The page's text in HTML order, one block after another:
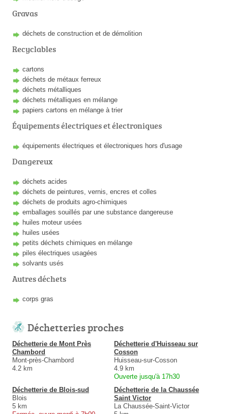
Gravas
déchets de construction et de démolition
Recyclables
cartons
déchets de métaux ferreux
déchets métalliques
déchets métalliques en mélange
papiers cartons en mélange à trier
Équipements électriques et électroniques
équipements électriques et électroniques hors d'usage
Dangereux
déchets acides
déchets de peintures, vernis, encres et colles
déchets de produits agro-chimiques
emballages souillés par une substance dangereuse
huiles moteur usées
huiles usées
petits déchets chimiques en mélange
piles électriques usagées
solvants usés
Autres déchets
corps gras
Déchetteries proches
Déchetterie de Mont Près
Chambord
Mont-près-Chambord
4.2 km
Déchetterie d'Huisseau sur
Cosson
Huisseau-sur-Cosson
4.9 km
Ouverte jusqu'à 17h30
Déchetterie de Blois-sud
Blois
5 km
Déchetterie de la Chaussée
Saint Victor
La Chaussée-Saint-Victor